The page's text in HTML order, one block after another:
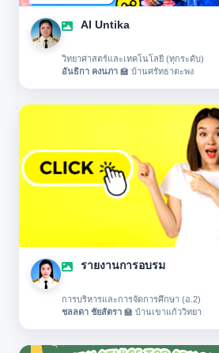
AI Untika
วิทยาศาสตร์และเทคโนโลยี (ทุกระดับ)
อันธิกา คงนภา 🏫 บ้านศรัทธาตะพง
รายงานการอบรม
การบริหารและการจัดการศึกษา (อ.2)
ชลลดา ชัยสัตรา 🏫 บ้านเขาแก้ววิทยา